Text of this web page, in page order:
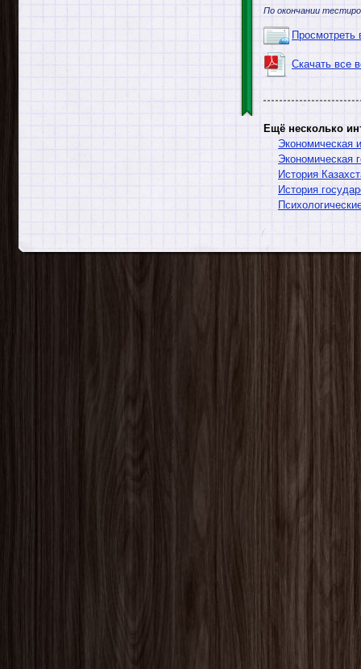
По окончании
Просмотреть
Скачать все
Ещё несколько
Экономическая
Экономическая
История
История